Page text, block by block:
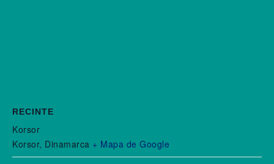
RECINTE
Korsor
Korsor, Dinamarca + Mapa de Google